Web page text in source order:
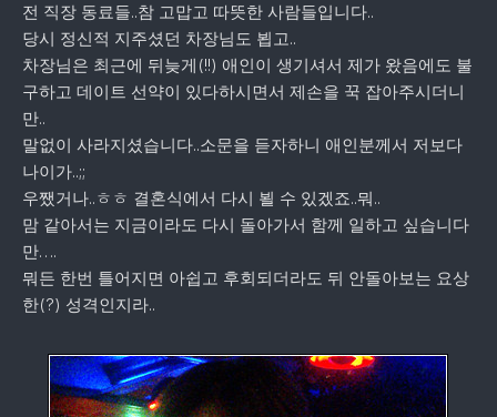
전 직장 동료들..참 고맙고 따뜻한 사람들입니다..
당시 정신적 지주셨던 차장님도 뵙고..
차장님은 최근에 뒤늦게(!!) 애인이 생기셔서 제가 왔음에도 불
구하고 데이트 선약이 있다하시면서 제손을 꾹 잡아주시더니
만..
말없이 사라지셨습니다..소문을 듣자하니 애인분께서 저보다
나이가..;;
우쨌거나..ㅎㅎ 결혼식에서 다시 뵐 수 있겠죠..뭐..
맘 같아서는 지금이라도 다시 돌아가서 함께 일하고 싶습니다
만….
뭐든 한번 틀어지면 아쉽고 후회되더라도 뒤 안돌아보는 요상
한(?) 성격인지라..